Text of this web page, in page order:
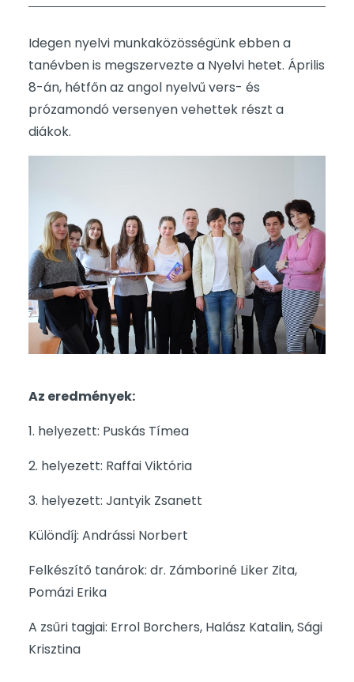
Idegen nyelvi munkaközösségünk ebben a
tanévben is megszervezte a Nyelvi hetet. Április
8-án, hétfőn az angol nyelvű vers- és
prózamondó versenyen vehettek részt a
diákok.
Az eredmények:
1. helyezett: Puskás Tímea
2. helyezett: Raffai Viktória
3. helyezett: Jantyik Zsanett
Különdíj: Andrássi Norbert
Felkészítő tanárok: dr. Zámboriné Liker Zita,
Pomázi Erika
A zsűri tagjai: Errol Borchers, Halász Katalin, Sági
Krisztina